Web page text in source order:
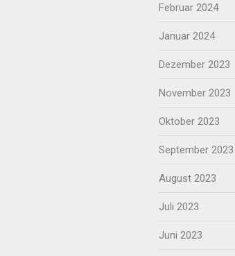
Februar 2024
Januar 2024
Dezember 2023
November 2023
Oktober 2023
September 2023
August 2023
Juli 2023
Juni 2023